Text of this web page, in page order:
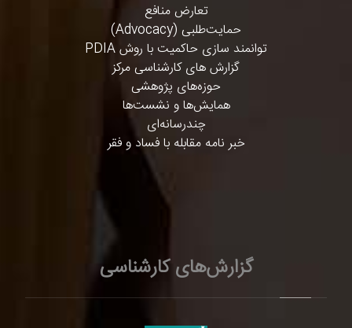
تعارض منافع
حمایت‌طلبی (Advocacy)
توانمند سازی حاکمیت با روش PDIA
گزارش های کارشناسی مرکز
حوزه‌های پژوهشی
همایش‌ها و نشست‌ها
چندرسانه‌ای
خبر نامه مقابله با فساد و فقر
گزارش‌های کارشناسی